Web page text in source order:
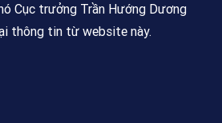
Cục trưởng Trần Hướng Dương
thông tin từ website này.